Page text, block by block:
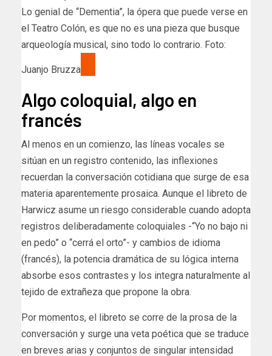
Lo genial de “Dementia”, la ópera que puede verse en
el Teatro Colón, es que no es una pieza que busque
arqueología musical, sino todo lo contrario. Foto:
Juanjo Bruzza
Algo coloquial, algo en
francés
Al menos en un comienzo, las líneas vocales se
sitúan en un registro contenido, las inflexiones
recuerdan la conversación cotidiana que surge de esa
materia aparentemente prosaica. Aunque el libreto de
Harwicz asume un riesgo considerable cuando adopta
registros deliberadamente coloquiales -“Yo no bajo ni
en pedo” o “cerrá el orto”- y cambios de idioma
(francés), la potencia dramática de su lógica interna
absorbe esos contrastes y los integra naturalmente al
tejido de extrañeza que propone la obra.
Por momentos, el libreto se corre de la prosa de la
conversación y surge una veta poética que se traduce
en breves arias y conjuntos de singular intensidad